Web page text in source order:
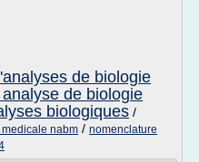
de biologie
de biologie
biologiques /
nabm / nomenclature